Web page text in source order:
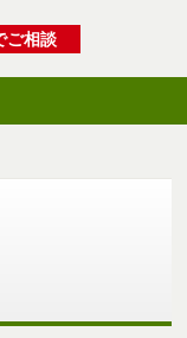
ご相談